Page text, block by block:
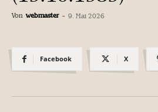
Von webmaster - 9. Mai 2026
Facebook X